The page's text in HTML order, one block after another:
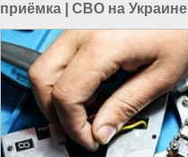
приёмка
СВО на Украине
Телепередачи в России